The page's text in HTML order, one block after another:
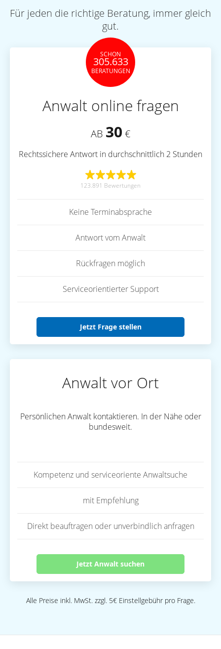
Für jeden die richtige Beratung, immer gleich
gut.
SCHON
305.633
BERATUNGEN
Anwalt online fragen
AB 30 €
Rechtssichere Antwort in durchschnittlich 2 Stunden
123.891 Bewertungen
Keine Terminabsprache
Antwort vom Anwalt
Rückfragen möglich
Serviceorientierter Support
Jetzt Frage stellen
Anwalt vor Ort
Persönlichen Anwalt kontaktieren. In der Nähe oder
bundesweit.
Kompetenz und serviceoriente Anwaltsuche
mit Empfehlung
Direkt beauftragen oder unverbindlich anfragen
Jetzt Anwalt suchen
Alle Preise inkl. MwSt. zzgl. 5€ Einstellgebühr pro Frage.